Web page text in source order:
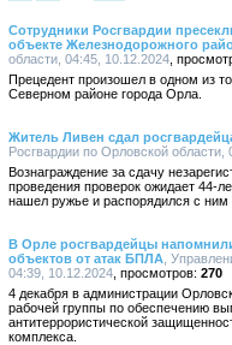
Сотрудники Росгвардии
объекте Железнодорожного
области, 04:45, 10.12.2024
Прецедент произошел в одном из
Северном районе города Орла.
Житель Ливен сдал
Росгвардии по Орловской области,
Вознаграждение за сдачу
проведения проверок ожидает 44-
нашел ружье и распорядился с
В Орле росгвардейцы
объектов от атак БПЛА ,
04:39, 10.12.2024
270
4 декабря в администрации
рабочей группы по обеспечению
антитеррористической
комплекса.